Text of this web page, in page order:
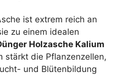
ist extrem reich an
zu einem idealen
Holzasche Kalium
stärkt die Pflanzenzellen,
und Blütenbildung